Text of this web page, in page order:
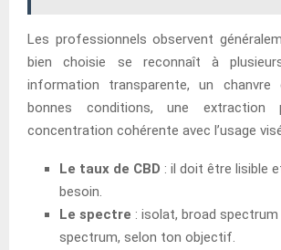
Les professionnels observent
bien choisie se reconnaît à
information transparente, un chanvre
bonnes conditions, une
concentration cohérente avec l’usage
Le taux de CBD : il doit être lisible
besoin.
Le spectre : isolat, broad
spectrum, selon ton objectif.